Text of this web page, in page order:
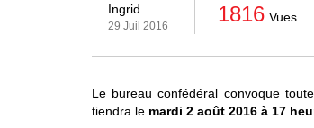
Ingrid
29 Juil 2016
1816 Vues
Le bureau confédéral convoque
tiendra le mardi 2 août 2016 à 17